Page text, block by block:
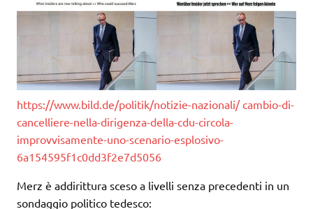
https://www.bild.de/politik/notizie-nazionali/ cambio-di-
cancelliere-nella-dirigenza-della-cdu-circola-
improvvisamente-uno-scenario-esplosivo-
6a154595f1c0dd3f2e7d5056
Merz è addirittura sceso a livelli senza precedenti in un
sondaggio politico tedesco: